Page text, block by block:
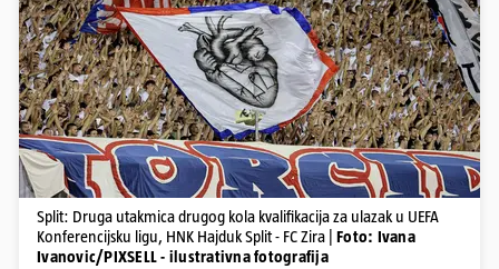
Split: Druga utakmica drugog kola kvalifikacija za ulazak u UEFA
Konferencijsku ligu, HNK Hajduk Split - FC Zira | Foto: Ivana
Ivanovic/PIXSELL - ilustrativna fotografija